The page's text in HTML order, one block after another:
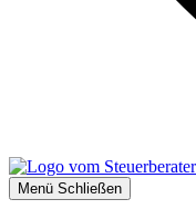
Menü Schließen